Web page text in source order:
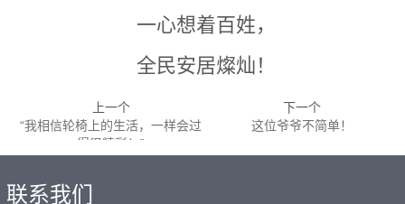
一心想着百姓，
全民安居燦灿！
上一个
“我相信轮椅上的生活，一样会过
得很精彩！”
下一个
这位爷爷不简单！
联系我们